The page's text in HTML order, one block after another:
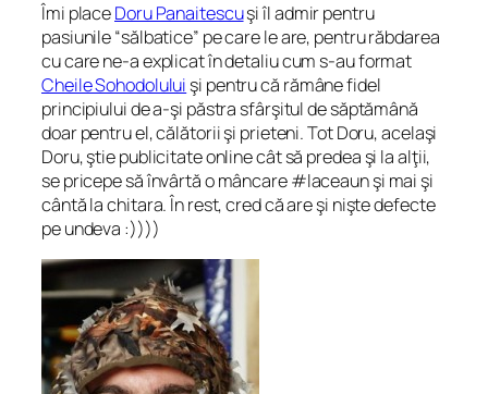
Îmi placeDoru Panaitescuşi îl admir pentru
pasiunile “sălbatice” pe care le are, pentru răbdarea
cu care ne-a explicat în detaliu cum s-au format
Cheile Sohodolului şi pentru că rămâne fidel
principiului de a-şi păstra sfârşitul de săptămână
doar pentru el, călătorii şi prieteni. Tot Doru, acelaşi
Doru, ştie publicitate online cât să predea şi la alţii,
se pricepe să învârtă o mâncare #laceaun şi mai şi
cântă la chitara. În rest, cred că are şi nişte defecte
pe undeva :))))